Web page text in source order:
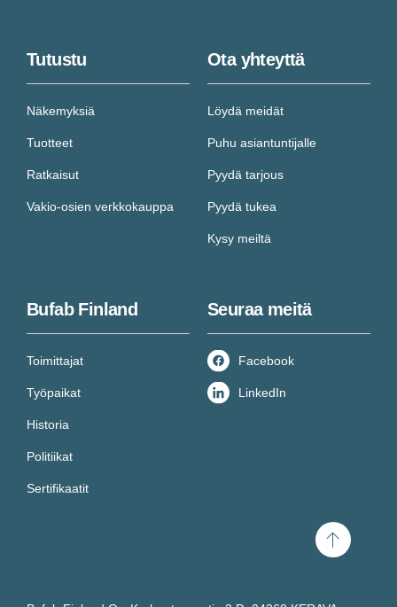
Tutustu
Näkemyksiä
Tuotteet
Ratkaisut
Vakio-osien verkkokauppa
Ota yhteyttä
Löydä meidät
Puhu asiantuntijalle
Pyydä tarjous
Pyydä tukea
Kysy meiltä
Bufab Finland
Toimittajat
Työpaikat
Historia
Politiikat
Sertifikaatit
Seuraa meitä
Facebook
LinkedIn
Scroll